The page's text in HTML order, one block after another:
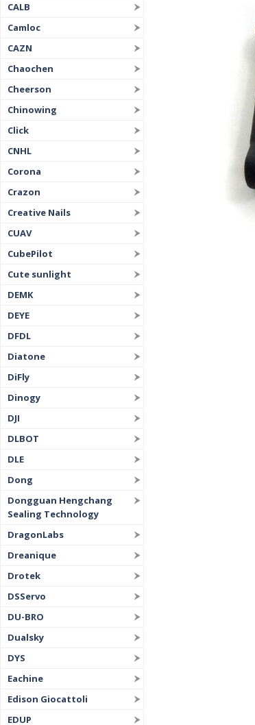
CALB
Camloc
CAZN
Chaochen
Cheerson
Chinowing
Click
CNHL
Corona
Crazon
Creative Nails
CUAV
CubePilot
Cute sunlight
DEMK
DEYE
DFDL
Diatone
DiFly
Dinogy
DJI
DLBOT
DLE
Dong
Dongguan Hengchang
Sealing Technology
DragonLabs
Dreanique
Drotek
DSServo
DU-BRO
Dualsky
DYS
Eachine
Edison Giocattoli
EDUP